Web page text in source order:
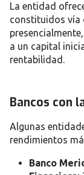
La entidad
constituidos vía
presencialmente
a un capital
rentabilidad.
Bancos con
Algunas
rendimientos
Banco